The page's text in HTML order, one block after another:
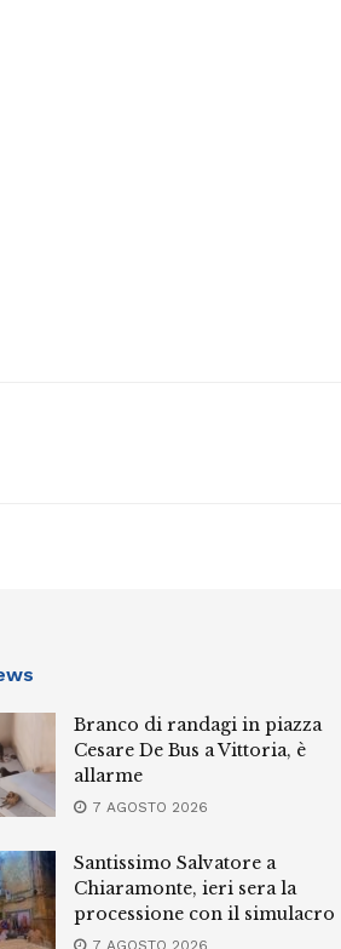
Branco di randagi in piazza
Cesare De Bus a Vittoria, è
allarme
7 AGOSTO 2026
Santissimo Salvatore a
Chiaramonte, ieri sera la
processione con il simulacro